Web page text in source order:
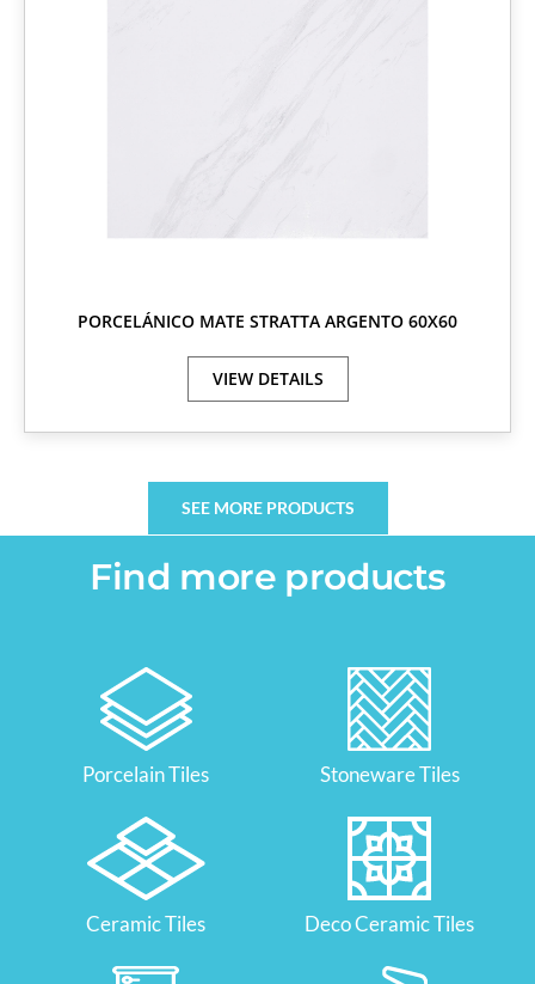
PORCELÁNICO MATE STRATTA ARGENTO 60X60
VIEW DETAILS
SEE MORE PRODUCTS
Find more products
Porcelain Tiles Stoneware Tiles
Ceramic Tiles Deco Ceramic Tiles